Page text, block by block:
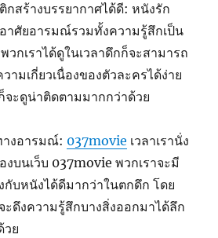
กสร้างบรรยากาศได้ดี: หนังรัก
อาศัยอารมณ์รวมทั้งความรู้สึกเป็น
วกเราได้ดูในเวลาดึกก็จะสามารถ
ามเกี่ยวเนื่องของตัวละครได้ง่าย
ะดูน่าติดตามมากกว่าด้วย
างอารมณ์: 037movie เวลาเรานั่ง
บนเว็บ 037movie พวกเราจะมี
กับหนังได้ดีมากว่าในตกดึก โดย
ะดึงความรู้สึกบางสิ่งออกมาได้ลึก
วย